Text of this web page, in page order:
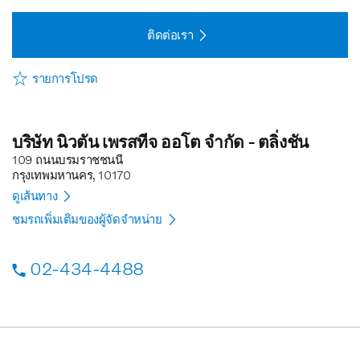
ติดต่อเรา
รายการโปรด
บริษัท นิวตัน เพรสทีจ ออโต จำกัด - ตลิ่งชัน
109 ถนนบรมราชชนนี
กรุงเทพมหานคร, 10170
ดูเส้นทาง
ชมรถเพิ่มเติมของผู้จัดจำหน่าย
02-434-4488